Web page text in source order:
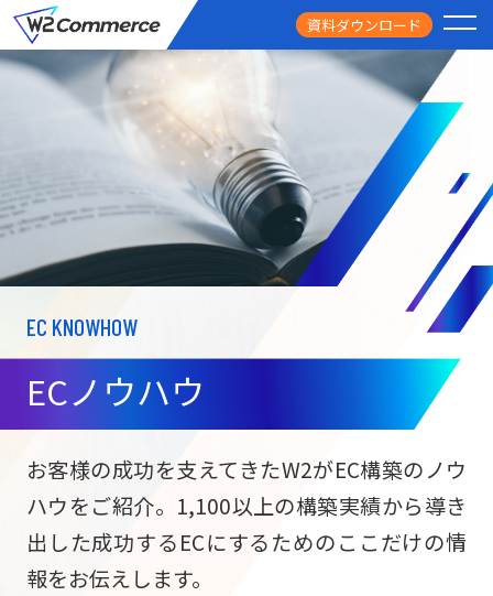
資料ダウンロード
サービス
ECサイト構築
サブスク/定期通販
ECサイト構築
PRICE
料金
FEATURE
導入事例
USEFUL
お役立ち情報
NEWS
ニュース
EC KNOWHOW
ECノウハウ
お客様の成功を支えてきたW2がEC構築のノウ
ハウをご紹介。1,100以上の構築実績から導き
出した成功するECにするためのここだけの情
報をお伝えします。